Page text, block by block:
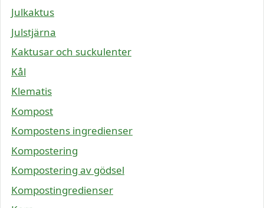
Julkaktus
Julstjärna
Kaktusar och suckulenter
Kål
Klematis
Kompost
Kompostens ingredienser
Kompostering
Kompostering av gödsel
Kompostingredienser